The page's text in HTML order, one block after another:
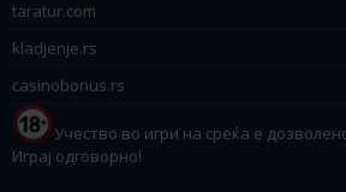
taratur.com
kladjenje.rs
casinobonus.rs
Учество во игри на среќа е
Играј одговорно!